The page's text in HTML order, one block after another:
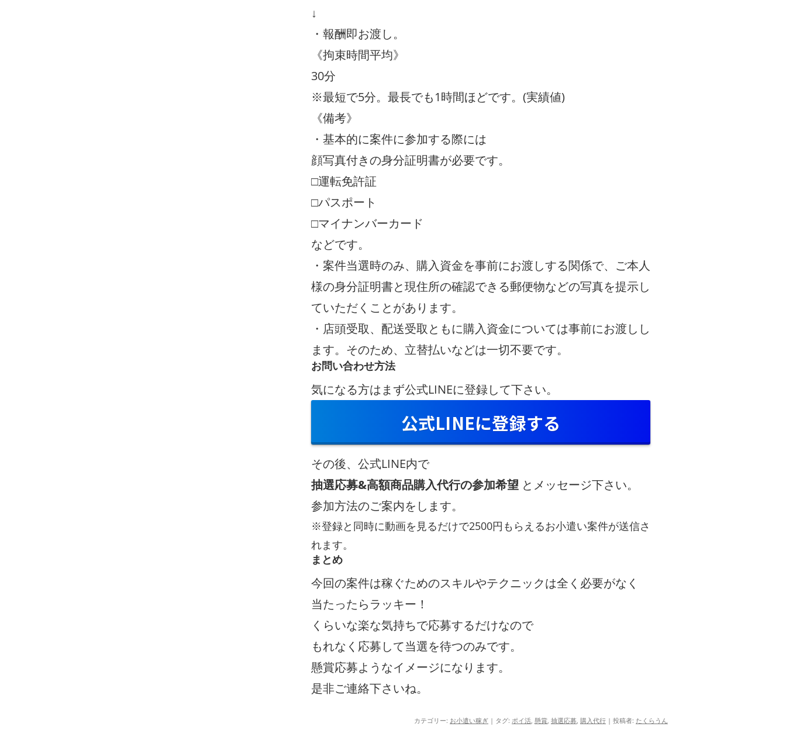
↓
・報酬即お渡し。
《拘束時間平均》
30分
※最短で5分。最長でも1時間ほどです。(実績値)
《備考》
・基本的に案件に参加する際には
顔写真付きの身分証明書が必要です。
□運転免許証
□パスポート
□マイナンバーカード
などです。
・案件当選時のみ、購入資金を事前にお渡しする関係で、ご本人
様の身分証明書と現住所の確認できる郵便物などの写真を提示し
ていただくことがあります。
・店頭受取、配送受取ともに購入資金については事前にお渡しし
ます。そのため、立替払いなどは一切不要です。
お問い合わせ方法
気になる方はまず公式LINEに登録して下さい。
公式LINEに登録する
その後、公式LINE内で
抽選応募&高額商品購入代行の参加希望 とメッセージ下さい。
参加方法のご案内をします。
※登録と同時に動画を見るだけで2500円もらえるお小遣い案件が送信さ
れます。
まとめ
今回の案件は稼ぐためのスキルやテクニックは全く必要がなく
当たったらラッキー！
くらいな楽な気持ちで応募するだけなので
もれなく応募して当選を待つのみです。
懸賞応募ようなイメージになります。
是非ご連絡下さいね。
カテゴリー: お小遣い稼ぎ | タグ: ポイ活 懸賞 抽選応募 購入代行 | 投稿者: たくらうん